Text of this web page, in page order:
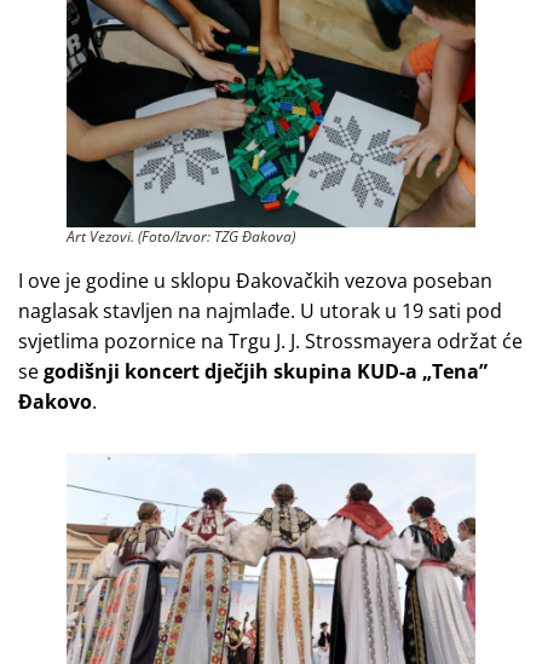
Art Vezovi. (Foto/Izvor: TZG Đakova)
I ove je godine u sklopu Đakovačkih vezova poseban
naglasak stavljen na najmlađe. U utorak u 19 sati pod
svjetlima pozornice na Trgu J. J. Strossmayera održat će
segodišnji koncert dječjih skupina KUD-a „Tena”
Đakovo.